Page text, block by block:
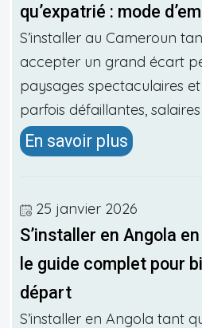
qu’expatrié : mode
S’installer au Cameroun
accepter un grand écart
paysages spectaculaires
parfois défaillantes,
En savoir plus
25 janvier 2026
S’installer en Angola
le guide complet pour
départ
S’installer en Angola tant